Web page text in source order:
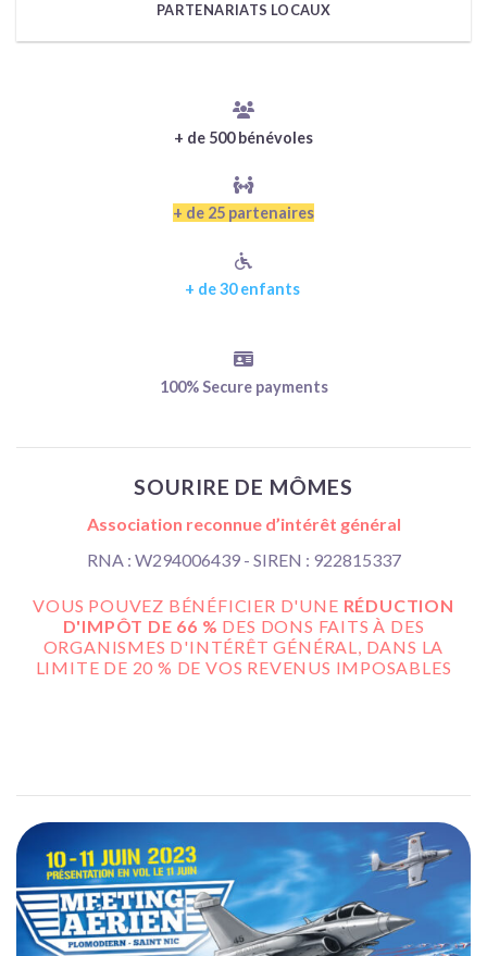
PARTENARIATS LOCAUX
+ de 500 bénévoles
+ de 25 partenaires
+ de 30 enfants
100% Secure payments
SOURIRE DE MÔMES
Association reconnue d’intérêt général
RNA : W294006439 - SIREN : 922815337
VOUS POUVEZ BÉNÉFICIER D'UNE RÉDUCTION
D'IMPÔT DE 66 % DES DONS FAITS À DES
ORGANISMES D'INTÉRÊT GÉNÉRAL, DANS LA
LIMITE DE 20 % DE VOS REVENUS IMPOSABLES